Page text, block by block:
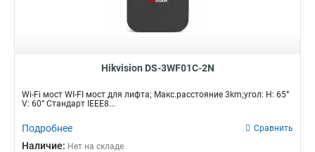
Hikvision DS-3WF01C-2N
Wi-Fi мост WI-FI мост для лифта; Макс.расстояние 3km;угол: H: 65°
V: 60° Стандарт IEEE8...
Подробнее Сравнить
Наличие: Нет на складе